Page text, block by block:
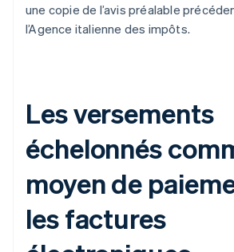
une copie de l’avis préalable
l’Agence italienne des impôts.
Les versements
échelonnés
moyen de
les factures